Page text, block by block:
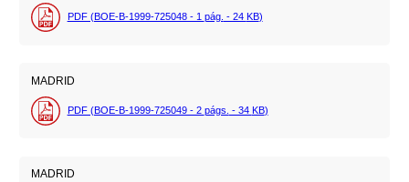
PDF (BOE-B-1999-725048 - 1 pág. - 24 KB)
MADRID
PDF (BOE-B-1999-725049 - 2 págs. - 34 KB)
MADRID